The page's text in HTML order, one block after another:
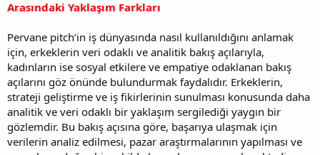
Arasındaki Yaklaşım Farkları
Pervane pitch’in iş dünyasında nasıl kullanıldığını anlamak
için, erkeklerin veri odaklı ve analitik bakış açılarıyla,
kadınların ise sosyal etkilere ve empatiye odaklanan bakış
açılarını göz önünde bulundurmak faydalıdır. Erkeklerin,
strateji geliştirme ve iş fikirlerinin sunulması konusunda daha
analitik ve veri odaklı bir yaklaşım sergilediği yaygın bir
gözlemdir. Bu bakış açısına göre, başarıya ulaşmak için
verilerin analiz edilmesi, pazar araştırmalarının yapılması ve